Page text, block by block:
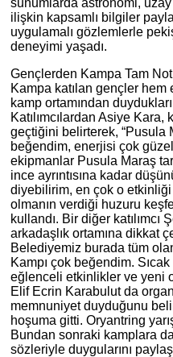
sunumlarda astronomi,
ilişkin kapsamlı bilgiler
uygulamalı gözlemlerle
deneyimi yaşadı.
Gençlerden Kampa Tam Not
Kampa katılan gençler
kamp ortamından
Katılımcılardan Asiye
geçtiğini belirterek, “Pusula
beğendim, enerjisi çok
ekipmanlar Pusula Maraş
ince ayrıntısına kadar
diyebilirim, en çok o
olmanın verdiği huzuru
kullandı. Bir diğer katılımcı
arkadaşlık ortamına dikkat
Belediyemiz burada tüm
Kampı çok beğendim.
eğlenceli etkinlikler ve yeni
Elif Ecrin Karabulut da
memnuniyet duyduğunu
hoşuma gitti. Oryantring
Bundan sonraki kamplara
sözleriyle duygularını